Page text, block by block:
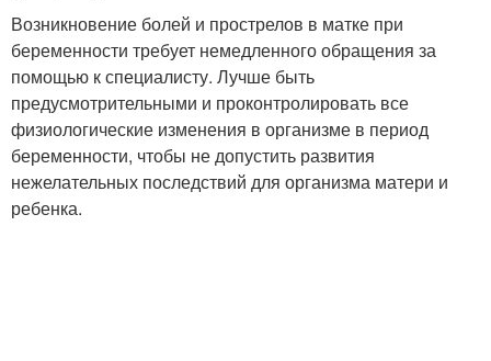
Возникновение болей и прострелов в матке при
беременности требует немедленного обращения за
помощью к специалисту. Лучше быть
предусмотрительными и проконтролировать все
физиологические изменения в организме в период
беременности, чтобы не допустить развития
нежелательных последствий для организма матери и
ребенка.